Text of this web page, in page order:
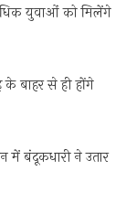
युवाओं को मिलेंगे
बाहर से ही होंगे
बंदूकधारी ने उतार